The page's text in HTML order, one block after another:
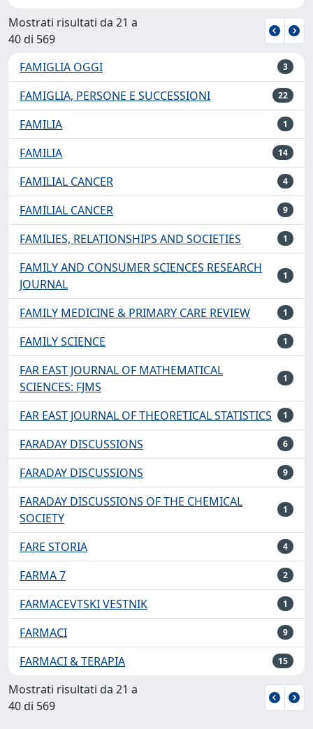
Mostrati risultati da 21 a
40 di 569
FAMIGLIA OGGI
3
FAMIGLIA, PERSONE E SUCCESSIONI 22
FAMILIA 1
FAMILIA 14
FAMILIAL CANCER 4
FAMILIAL CANCER 9
FAMILIES, RELATIONSHIPS AND SOCIETIES 1
FAMILY AND CONSUMER SCIENCES RESEARCH
JOURNAL
1
FAMILY MEDICINE & PRIMARY CARE REVIEW 1
FAMILY SCIENCE 1
FAR EAST JOURNAL OF MATHEMATICAL
SCIENCES: FJMS
1
FAR EAST JOURNAL OF THEORETICAL STATISTICS 1
FARADAY DISCUSSIONS 6
FARADAY DISCUSSIONS 9
FARADAY DISCUSSIONS OF THE CHEMICAL
SOCIETY
1
FARE STORIA 4
FARMA 7 2
FARMACEVTSKI VESTNIK 1
FARMACI 9
FARMACI & TERAPIA 15
Mostrati risultati da 21 a
40 di 569